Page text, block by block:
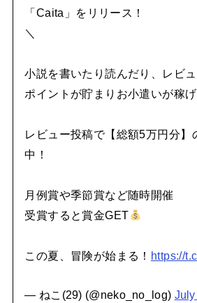
「Caita」をリリース！
＼
小説を書いたり読んだり、レビ
ポイントが貯まりお小遣いが稼げ
レビュー投稿で【総額5万円分】
中！
月例賞や季節賞など随時開催
受賞すると賞金GET
この夏、冒険が始まる！ https://
— ねこ(29) (@neko_no_log)